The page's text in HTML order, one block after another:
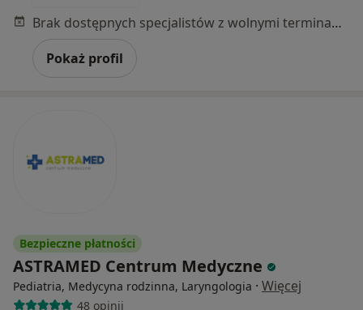
Brak dostępnych specjalistów z wolnymi terminami w tym centrum medycznym.
Pokaż profil
Bezpieczne płatności
ASTRAMED Centrum Medyczne
Pediatria, Medycyna rodzinna, Laryngologia · Więcej
48 opinii